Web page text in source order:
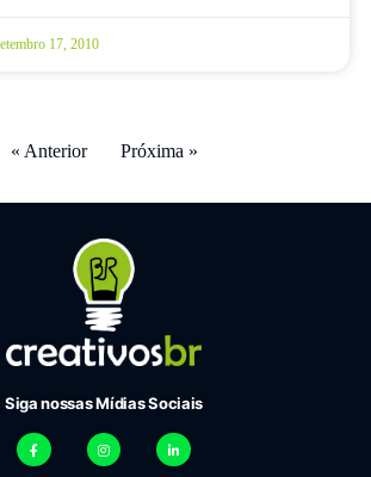
17, 2010
« Anterior Próxima »
Siga nossas Mídias Sociais